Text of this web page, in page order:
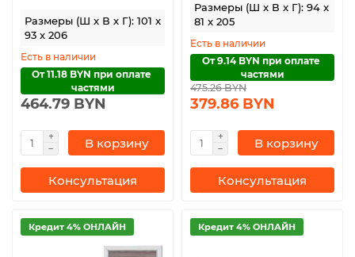
Размеры (Ш x В x Г): 101 x
93 x 206
Есть в наличии
От 11.18 BYN при оплате
частями
464.79 BYN
В корзину
Консультация
Размеры (Ш x В x Г): 94 x
81 x 205
Есть в наличии
От 9.14 BYN при оплате
частями
475.26 BYN
379.86 BYN
В корзину
Консультация
Кредит 4% ОНЛАЙН Кредит 4% ОНЛАЙН